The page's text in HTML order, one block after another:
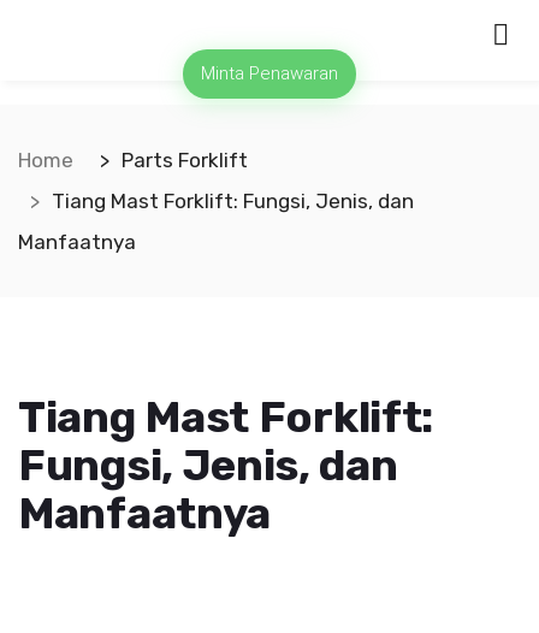
Minta Penawaran
Home
Parts Forklift
Tiang Mast Forklift: Fungsi, Jenis, dan
Manfaatnya
Tiang Mast Forklift:
Fungsi, Jenis, dan
Manfaatnya